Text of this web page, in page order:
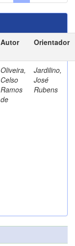
Autor Orientador
Oliveira,
Celso
Ramos
de
Jardilino,
José
Rubens